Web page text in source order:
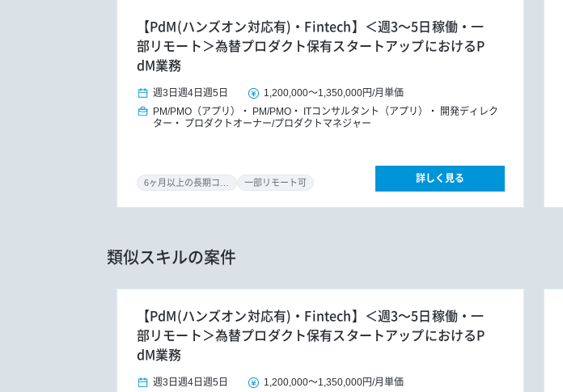
【PdM(ハンズオン対応有)・Fintech】＜週3～5日稼働・一
部リモート＞為替プロダクト保有スタートアップにおけるP
dM業務
週3日 週4日 週5日 1,200,000～1,350,000円/月単価
PM/PMO（アプリ）
PM/PMO ITコンサルタント（アプリ）
開発ディレク
ター
プロダクトオーナー/プロダクトマネジャー
一部リモート可 詳しく見る
類似スキルの案件
【PdM(ハンズオン対応有)・Fintech】＜週3～5日稼働・一
部リモート＞為替プロダクト保有スタートアップにおけるP
dM業務
週3日 週4日 週5日 1,200,000～1,350,000円/月単価